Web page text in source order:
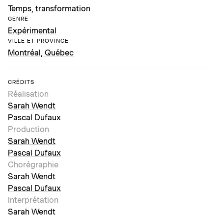
Temps, transformation
GENRE
Expérimental
VILLE ET PROVINCE
Montréal, Québec
CRÉDITS
Réalisation
Sarah Wendt
Pascal Dufaux
Production
Sarah Wendt
Pascal Dufaux
Chorégraphie
Sarah Wendt
Pascal Dufaux
Interprétation
Sarah Wendt